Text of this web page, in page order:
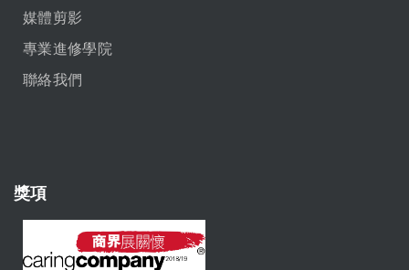
媒體剪影
專業進修學院
聯絡我們
獎項